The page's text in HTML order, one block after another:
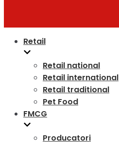
Retail
Retail national
Retail international
Retail traditional
Pet Food
FMCG
Producatori